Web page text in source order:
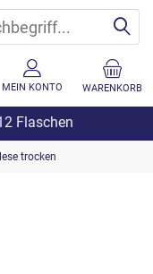
Flaschen
WARENKORB
MEIN KONTO
trocken